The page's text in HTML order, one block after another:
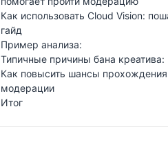
Как использовать Cloud Vision:
гайд
Пример анализа:
Типичные причины бана креатива:
Как повысить шансы прохождения
модерации
Итог